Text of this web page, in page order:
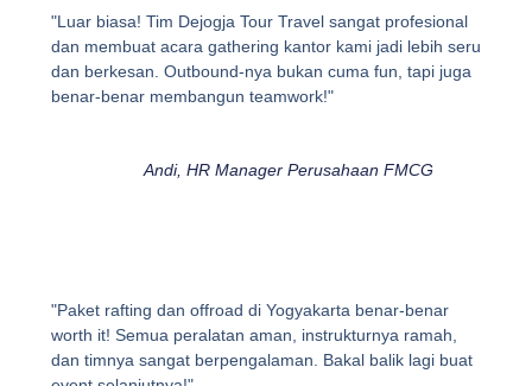
"Luar biasa! Tim Dejogja Tour Travel sangat profesional
dan membuat acara gathering kantor kami jadi lebih seru
dan berkesan. Outbound-nya bukan cuma fun, tapi juga
benar-benar membangun teamwork!"
Andi, HR Manager Perusahaan FMCG
"Paket rafting dan offroad di Yogyakarta benar-benar
worth it! Semua peralatan aman, instrukturnya ramah,
dan timnya sangat berpengalaman. Bakal balik lagi buat